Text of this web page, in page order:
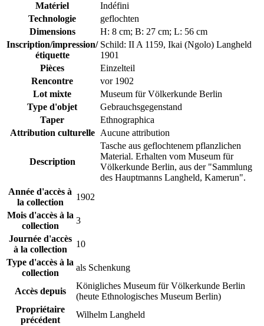
Matériel
Indéfini
Technologie
geflochten
Dimensions
H: 8 cm; B: 27 cm; L: 56 cm
Inscription/impression/
étiquette
Schild: II A 1159, Ikai (Ngolo) Langheld
1901
Pièces
Einzelteil
Rencontre
vor 1902
Lot mixte
Museum für Völkerkunde Berlin
Type d'objet
Gebrauchsgegenstand
Taper
Ethnographica
Attribution culturelle Aucune attribution
Description
Tasche aus geflochtenem pflanzlichen
Material. Erhalten vom Museum für
Völkerkunde Berlin, aus der "Sammlung
des Hauptmanns Langheld, Kamerun".
Année d'accès à
la collection
1902
Mois d'accès à la
collection
3
Journée d'accès
à la collection
10
Type d'accès à la
collection
als Schenkung
Accès depuis
Königliches Museum für Völkerkunde Berlin
(heute Ethnologisches Museum Berlin)
Propriétaire
précédent
Wilhelm Langheld